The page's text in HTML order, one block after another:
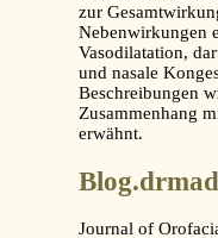
zur
Nebenwirkungen
Vasodilatation,
und nasale
Beschreibungen
Zusammenhang
erwähnt.
Journal of